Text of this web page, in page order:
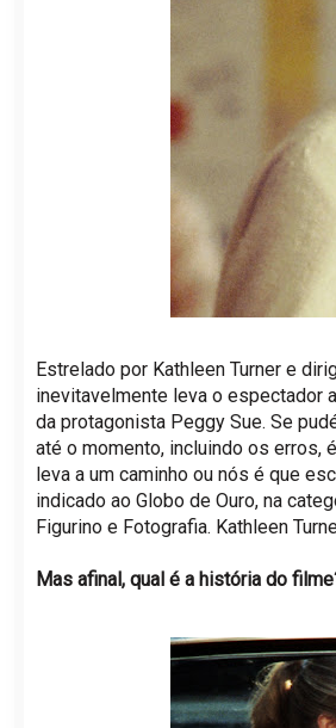
Estrelado por Kathleen Turner e
inevitavelmente leva o espectador
da protagonista Peggy Sue. Se
até o momento, incluindo os erros,
leva a um caminho ou nós é que
indicado ao Globo de Ouro, na
Figurino e Fotografia. Kathleen
Mas afinal, qual é a história do